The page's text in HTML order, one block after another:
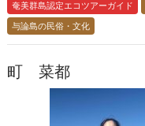
奄美群島認定エコツアーガイド
与論島の民俗・文化
町 菜都